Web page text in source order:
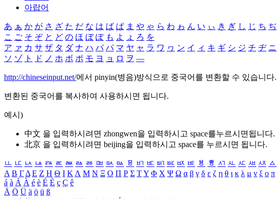
아랍어
あ ぁ か が さ ざ た だ な は ば ぱ ま や ゃ ら わ ゎ ん い ぃ き ぎ し じ ち ぢ
こ ご そ ぞ と ど の ほ ぼ ぽ も よ ょ ろ を
ア ァ カ サ ザ タ ダ ナ ハ バ パ マ ヤ ャ ラ ワ ヮ ン イ ィ キ ギ シ ジ チ ヂ ニ
ソ ゾ ト ド ノ ホ ボ ポ モ ヨ ョ ロ ヲ ―
http://chineseinput.net/에서 pinyin(병음)방식으로 중국어를 변환할 수 있습니다.
변환된 중국어를 복사하여 사용하시면 됩니다.
예시)
中文 을 입력하시려면 zhongwen을 입력하시고 space를누르시면됩니다.
北京 을 입력하시려면 beijing을 입력하시고 space를 누르시면 됩니다.
ㅥ ㅦ ㅧ ㅨ ㅩ ㅪ ㅫ ㅬ ㅭ ㅮ ㅯ ㅰ ㅱ ㅲ ㅳ ㅴ ㅵ ㅶ ㅷ ㅸ ㅹ ㅺ ㅻ ㅼ ㅽ ㅾ ㅿ
Α Β ΓΔ Ε Ζ Η Θ Ι ΚΛ Μ Ν Ξ Ο Π Ρ Σ ΤΥ Φ Χ Ψ Ω α β γ δ ε ζ η θ ι κ λ μ ν ξ ο π
á à Á À é è É È ç Ç ê
Ä Ö Ü ä ö ü ß